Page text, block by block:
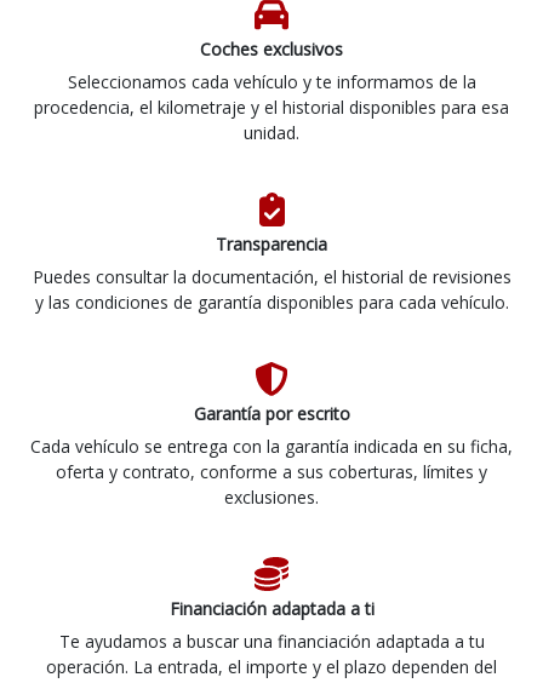
Coches exclusivos
Seleccionamos cada vehículo y te informamos de la
procedencia, el kilometraje y el historial disponibles para esa
unidad.
Transparencia
Puedes consultar la documentación, el historial de revisiones
y las condiciones de garantía disponibles para cada vehículo.
Garantía por escrito
Cada vehículo se entrega con la garantía indicada en su ficha,
oferta y contrato, conforme a sus coberturas, límites y
exclusiones.
Financiación adaptada a ti
Te ayudamos a buscar una financiación adaptada a tu
operación. La entrada, el importe y el plazo dependen del